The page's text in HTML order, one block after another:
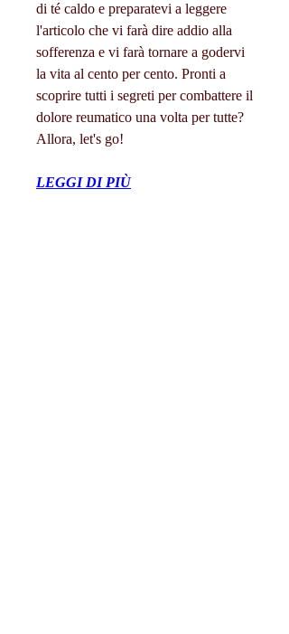
di té caldo e preparatevi a leggere
l'articolo che vi farà dire addio alla
sofferenza e vi farà tornare a godervi
la vita al cento per cento. Pronti a
scoprire tutti i segreti per combattere il
dolore reumatico una volta per tutte?
Allora, let's go!
LEGGI DI PIÙ